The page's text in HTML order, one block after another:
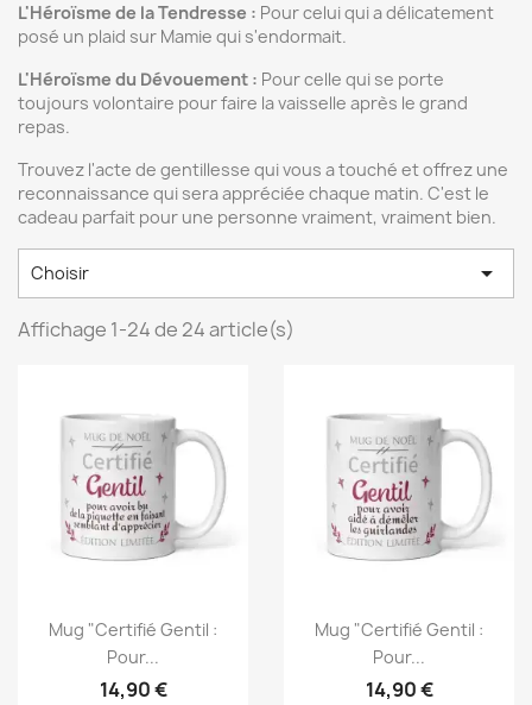
L'Héroïsme de la Tendresse : Pour celui qui a délicatement
posé un plaid sur Mamie qui s'endormait.
L'Héroïsme du Dévouement : Pour celle qui se porte
toujours volontaire pour faire la vaisselle après le grand
repas.
Trouvez l'acte de gentillesse qui vous a touché et offrez une
reconnaissance qui sera appréciée chaque matin. C'est le
cadeau parfait pour une personne vraiment, vraiment bien.
Choisir 
Affichage 1-24 de 24 article(s)
Mug "Certifié Gentil :
Pour...
14,90 €
Mug "Certifié Gentil :
Pour...
14,90 €